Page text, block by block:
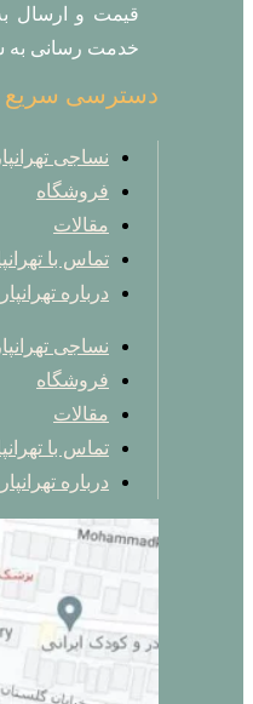
قیمت و ارسال
خدمت رسانی به
دسترسی سریع
نساجی
فروشگاه
مقالات
تماس با
درباره
نساجی
فروشگاه
مقالات
تماس با
درباره